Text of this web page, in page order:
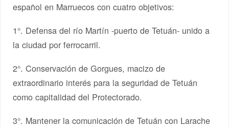
español en Marruecos con cuatro objetivos:
1°. Defensa del río Martín -puerto de Tetuán- unido a
la ciudad por ferrocarril.
2°. Conservación de Gorgues, macizo de
extraordinario interés para la seguridad de Tetuán
como capitalidad del Protectorado.
3°. Mantener la comunicación de Tetuán con Larache